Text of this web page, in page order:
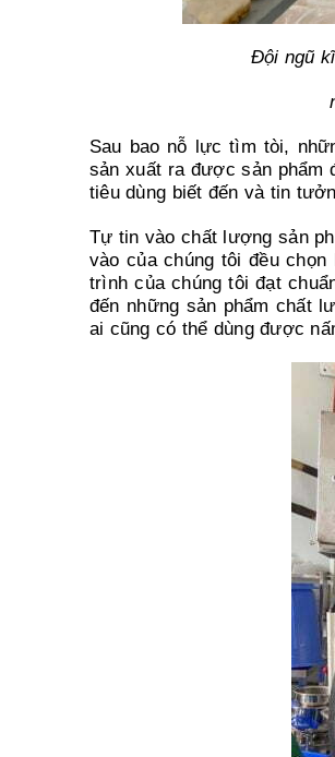
Đội ngũ
Sau bao nỗ lực tìm tòi,
sản xuất ra được sản phẩm
tiêu dùng biết đến và tin
Tự tin vào chất lượng sản
vào của chúng tôi đều
trình của chúng tôi đạt
đến những sản phẩm chất
ai cũng có thể dùng được